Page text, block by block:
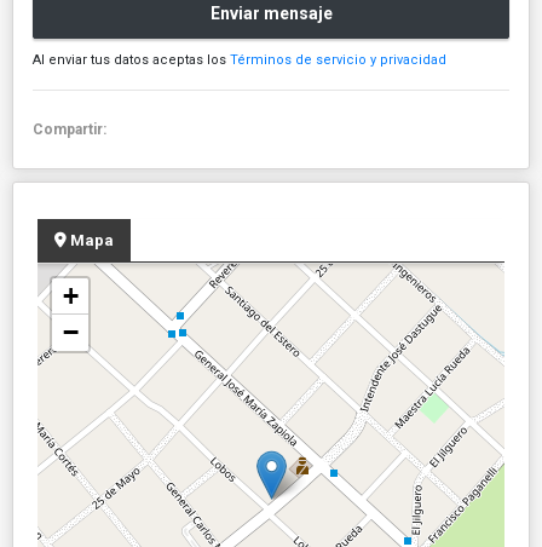
Enviar mensaje
Al enviar tus datos aceptas los Términos de servicio y privacidad
Compartir:
Mapa
+
−